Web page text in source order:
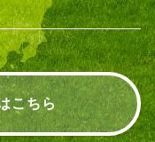
こちら